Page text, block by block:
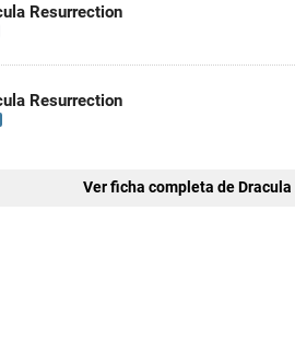
Resurrection
Resurrection
Ver ficha completa de